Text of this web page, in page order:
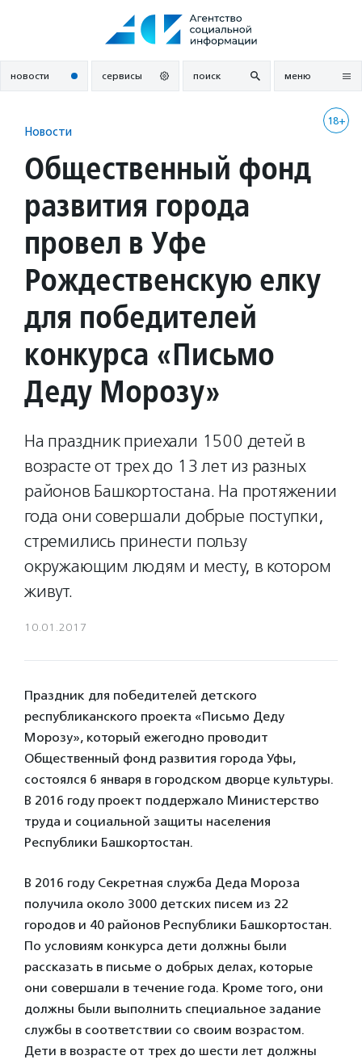
новости сервисы поиск меню
18+
Новости
Общественный фонд
развития города
провел в Уфе
Рождественскую елку
для победителей
конкурса «Письмо
Деду Морозу»
На праздник приехали 1500 детей в
возрасте от трех до 13 лет из разных
районов Башкортостана. На протяжении
года они совершали добрые поступки,
стремились принести пользу
окружающим людям и месту, в котором
живут.
10.01.2017
Праздник для победителей детского
республиканского проекта «Письмо Деду
Морозу», который ежегодно проводит
Общественный фонд развития города Уфы,
состоялся 6 января в городском дворце культуры.
В 2016 году проект поддержало Министерство
труда и социальной защиты населения
Республики Башкортостан.
В 2016 году Секретная служба Деда Мороза
получила около 3000 детских писем из 22
городов и 40 районов Республики Башкортостан.
По условиям конкурса дети должны были
рассказать в письме о добрых делах, которые
они совершали в течение года. Кроме того, они
должны были выполнить специальное задание
службы в соответствии со своим возрастом.
Дети в возрасте от трех до шести лет должны